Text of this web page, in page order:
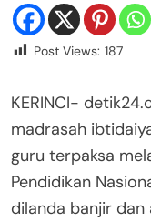
Post Views: 187
KERINCI-
madrasah
guru terpaksa
Pendidikan
dilanda banjir